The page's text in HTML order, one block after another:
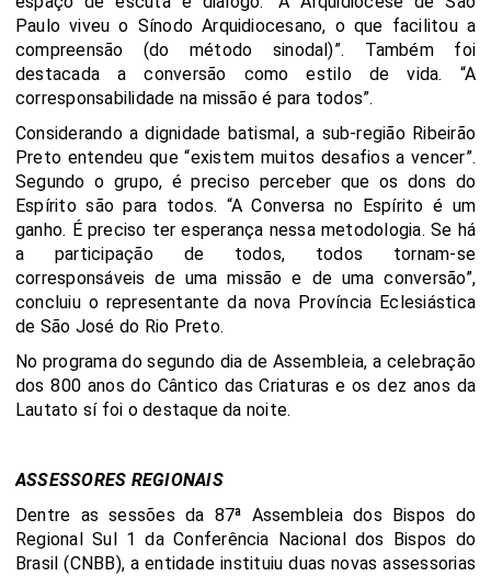
Paulo viveu o Sínodo Arquidiocesano, o que facilitou a
compreensão (do método sinodal)”. Também foi
destacada a conversão como estilo de vida. “A
corresponsabilidade na missão é para todos”.
Considerando a dignidade batismal, a sub-região Ribeirão
Preto entendeu que “existem muitos desafios a vencer”.
Segundo o grupo, é preciso perceber que os dons do
Espírito são para todos. “A Conversa no Espírito é um
ganho. É preciso ter esperança nessa metodologia. Se há
a participação de todos, todos tornam-se
corresponsáveis de uma missão e de uma conversão”,
concluiu o representante da nova Província Eclesiástica
de São José do Rio Preto.
No programa do segundo dia de Assembleia, a celebração
dos 800 anos do Cântico das Criaturas e os dez anos da
Lautato sí foi o destaque da noite.
ASSESSORES REGIONAIS
Dentre as sessões da 87ª Assembleia dos Bispos do
Regional Sul 1 da Conferência Nacional dos Bispos do
Brasil (CNBB), a entidade instituiu duas novas assessorias